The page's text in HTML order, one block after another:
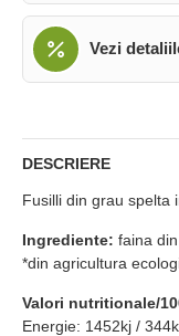
Vezi
DESCRIERE
Fusilli din grau spelta
Ingrediente: faina din
*din agricultura
Valori nutritionale/
Energie: 1452kj /